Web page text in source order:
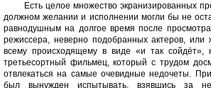
Есть целое множество экранизированных
должном желании и исполнении могли бы не
равнодушным на долгое время после
режиссера, неверно подобранных актеров,
всему происходящему в виде «и так
третьесортный фильмец, который с трудом
отвлекаться на самые очевидные недочеты.
был вынужден испытывать, взявшись за